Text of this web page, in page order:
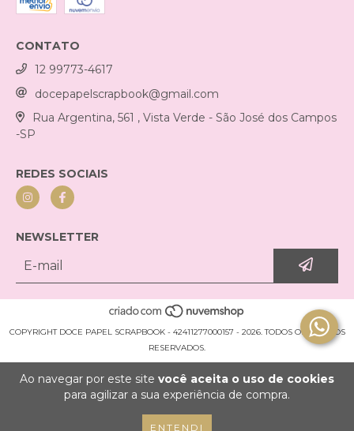
Ao navegar por este site você aceita o uso de cookies
para agilizar a sua experiência de compra.
ENTENDI
CONTATO
12 99773-4617
docepapelscrapbook@gmail.com
Rua Argentina, 561 , Vista Verde - São José dos Campos
-SP
REDES SOCIAIS
NEWSLETTER
COPYRIGHT DOCE PAPEL SCRAPBOOK - 42411277000157 - 2026. TODOS OS DIREITOS
RESERVADOS.